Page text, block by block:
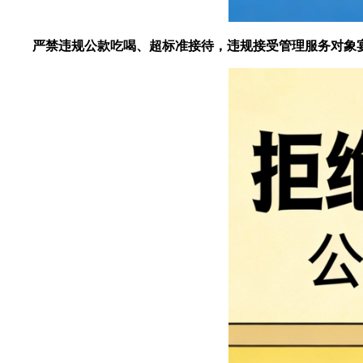
严禁违规公款吃喝、超标准接待，违规接受管理服务对象